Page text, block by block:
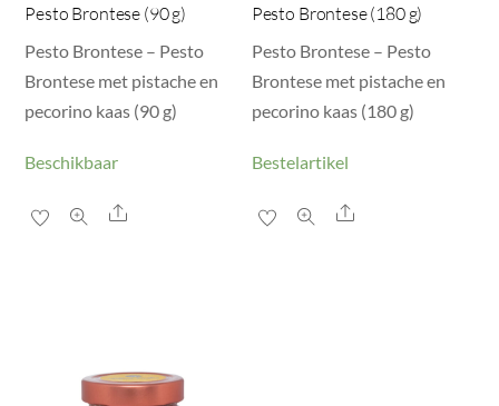
Pesto Brontese (90 g)
Pesto Brontese – Pesto
Brontese met pistache en
pecorino kaas (90 g)
Beschikbaar
Share
Pesto Brontese (180 g)
Pesto Brontese – Pesto
Brontese met pistache en
pecorino kaas (180 g)
Bestelartikel
Share